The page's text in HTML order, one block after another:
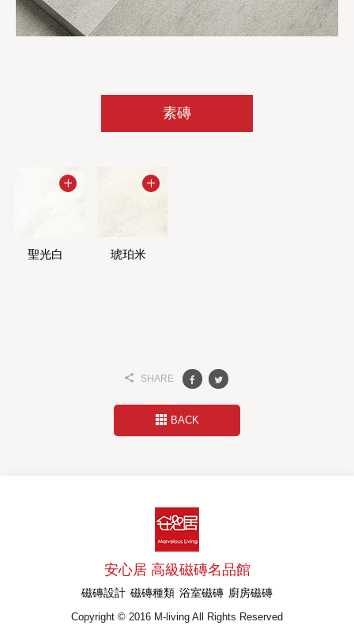
素磚
聖光白 琥珀米
SHARE
BACK
安心居 高級磁磚名品館
磁磚設計 磁磚種類 浴室磁磚 廚房磁磚
Copyright © 2016 M-living All Rights Reserved